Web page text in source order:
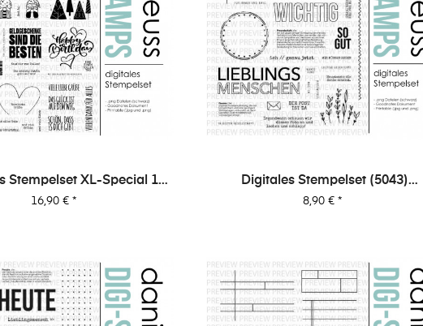
Stempelset XL-Special 1
"Karten 1"
Preis
16,90 €*
Digitales Stempelset (5043)
"Lieblingsmenschen"
Preis
8,90 € *